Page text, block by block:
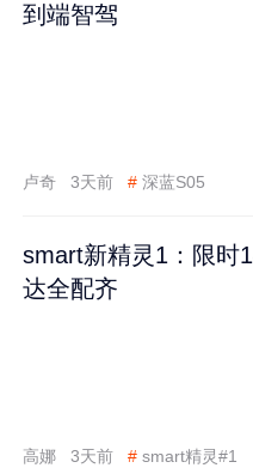
到端智驾
卢奇 3天前 # 深蓝S05
smart新精灵1：限时
达全配齐
高娜 3天前 # smart精灵#1